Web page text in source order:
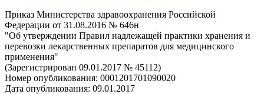
Приказ Министерства здравоохранения Российской
Федерации от 31.08.2016 № 646н
"Об утверждении Правил надлежащей практики хранения и
перевозки лекарственных препаратов для медицинского
применения"
(Зарегистрирован 09.01.2017 № 45112)
Номер опубликования: 0001201701090020
Дата опубликования: 09.01.2017